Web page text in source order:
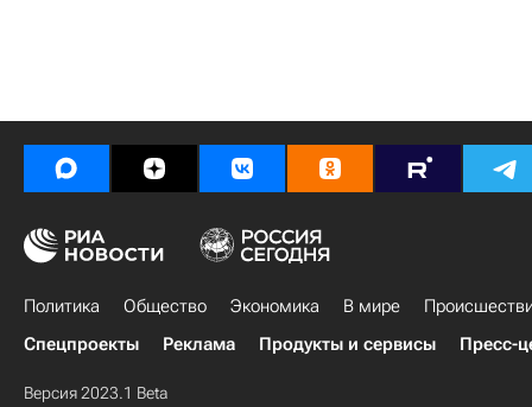
Политика Общество Экономика В мире
Спецпроекты
Реклама Продукты и сервисы Пресс-
Версия 2023.1 Beta